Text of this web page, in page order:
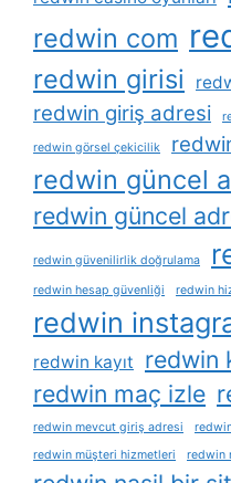
redwin com
redwin girisi
redwin giriş adresi
redwin görsel çekicilik
redwin güncel
redwin güncel
redwin güvenilirlik doğrulama
redwin hesap güvenliği redwin
redwin
redwin kayıt
redwin
redwin maç izle
redwin mevcut giriş adresi
redwin müşteri hizmetleri
redwin